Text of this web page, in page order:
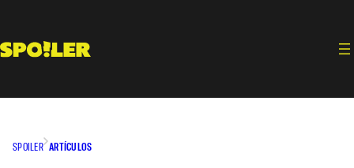
contenido
SPOILER ARTÍCULOS